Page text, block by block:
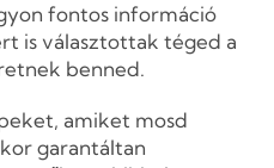
fontos információ
is választottak téged a
benned.
amiket mosd
garantáltan